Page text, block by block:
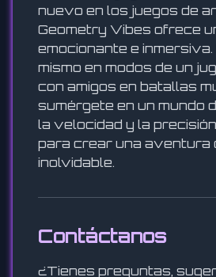
nuevo en los juegos de
Geometry Vibes ofrece
emocionante e
mismo en modos de un
con amigos en batallas
sumérgete en un mundo
la velocidad y la
para crear una aventura
inolvidable.
Contáctanos
¿Tienes preguntas,